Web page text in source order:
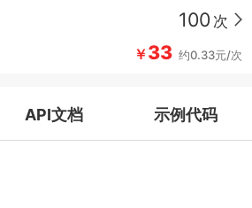
100 次
￥33 约0.33元/次
API文档 示例代码